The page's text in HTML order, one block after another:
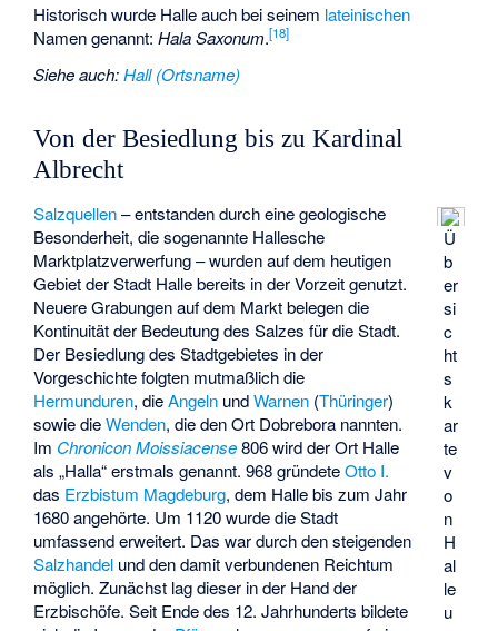
Historisch wurde Halle auch bei seinem lateinischen
Namen genannt:Hala Saxonum.[18]
Siehe auch:Hall (Ortsname)
Von der Besiedlung bis zu Kardinal
Albrecht
Ü
b
er
si
c
ht
s
k
ar
te
v
o
n
H
al
le
u
Salzquellen– entstanden durch eine geologische
Besonderheit, die sogenannte Hallesche
Marktplatzverwerfung– wurden auf dem heutigen
Gebiet der Stadt Halle bereits in der Vorzeit genutzt.
Neuere Grabungen auf dem Markt belegen die
Kontinuität der Bedeutung des Salzes für die Stadt.
Der Besiedlung des Stadtgebietes in der
Vorgeschichte folgten mutmaßlich die
Hermunduren, dieAngeln undWarnen (Thüringer)
sowie dieWenden, die den Ort Dobrebora nannten.
Im Chronicon Moissiacense806 wird der Ort Halle
als „Halla“ erstmals genannt. 968 gründeteOtto I.
das Erzbistum Magdeburg, dem Halle bis zum Jahr
1680 angehörte. Um 1120 wurde die Stadt
umfassend erweitert. Das war durch den steigenden
Salzhandel und den damit verbundenen Reichtum
möglich. Zunächst lag dieser in der Hand der
Erzbischöfe. Seit Ende des 12. Jahrhunderts bildete